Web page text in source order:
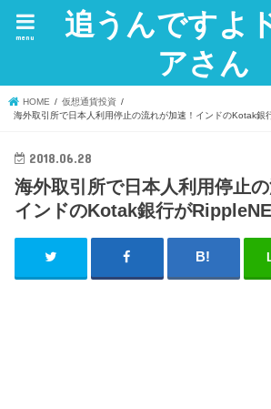
追うんですよ
アさん
menu
HOME
仮想通貨投資
海外取引所で日本人利用停止の流れが加速！インドのKotak銀
2018.06.28
海外取引所で日本人利用停止の
インドのKotak銀行が